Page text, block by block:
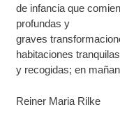
de infancia que
profundas y
graves
habitaciones tranquilas
y recogidas; en
Reiner Maria Rilke